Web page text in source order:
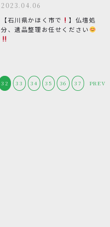
2023.04.06
【石川県かほく市で
】仏壇処
分、遺品整理お任せください
32 33 34 35 36 37 PREV